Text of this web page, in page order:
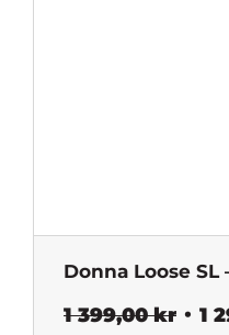
Donna Loose SL
1 399,00kr Det
1